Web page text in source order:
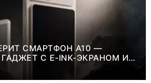
СМАРТФОН A10 —
С E-INK-ЭКРАНОМ И
ПАНЕЛЬЮ ДЛЯ ЦВЕТНОГО